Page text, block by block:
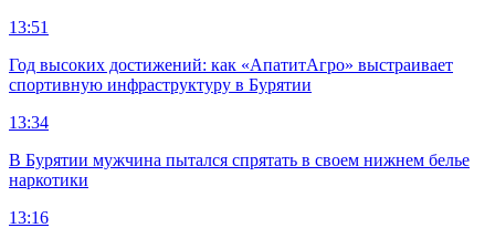
13:51
Год высоких достижений: как «АпатитАгро» выстраивает
спортивную инфраструктуру в Бурятии
13:34
В Бурятии мужчина пытался спрятать в своем нижнем белье
наркотики
13:16